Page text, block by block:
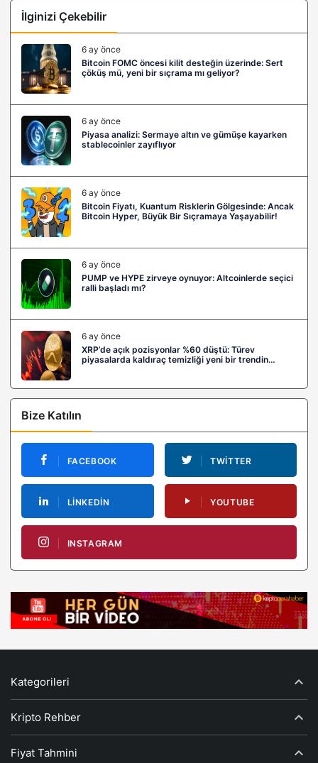
İlginizi Çekebilir
6 ay önce
Bitcoin FOMC öncesi kilit desteğin üzerinde: Sert
çöküş mü, yeni bir sıçrama mı geliyor?
6 ay önce
Piyasa analizi: Sermaye altın ve gümüşe kayarken
stablecoinler zayıflıyor
6 ay önce
Bitcoin Fiyatı, Kuantum Risklerin Gölgesinde: Ancak
Bitcoin Hyper, Büyük Bir Sıçramaya Yaşayabilir!
6 ay önce
PUMP ve HYPE zirveye oynuyor: Altcoinlerde seçici
ralli başladı mı?
6 ay önce
XRP’de açık pozisyonlar %60 düştü: Türev
piyasalarda kaldıraç temizliği yeni bir trendin
Bize Katılın
FACEBOOK TWITTER
LINKEDIN YOUTUBE
INSTAGRAM
Kategorileri
Kripto Rehber
Fiyat Tahmini